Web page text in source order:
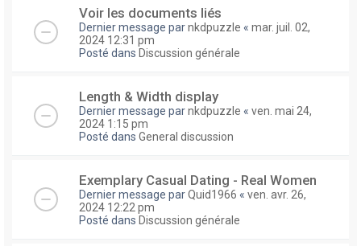
Voir les documents liés
Dernier message parnkdpuzzle « mar. juil. 02,
2024 12:31 pm
Posté dans Discussion générale
Length & Width display
Dernier message parnkdpuzzle « ven. mai 24,
2024 1:15 pm
Posté dans General discussion
Exemplary Сasual Dating - Real Women
Dernier message parQuid1966 « ven. avr. 26,
2024 12:22 pm
Posté dans Discussion générale